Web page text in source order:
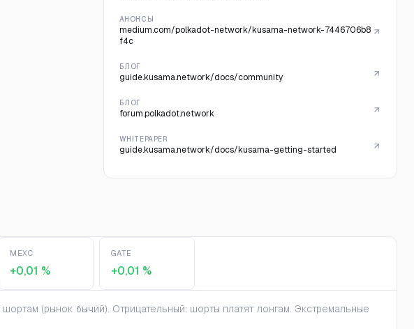
АНОНСЫ
medium.com/polkadot-network/kusama-network-7446706b8
f4c
БЛОГ
guide.kusama.network/docs/community
БЛОГ
forum.polkadot.network
WHITEPAPER
guide.kusama.network/docs/kusama-getting-started
MEXC
+0,01 %
GATE
+0,01 %
(рынок бычий). Отрицательный: шорты платят лонгам. Экстремальные